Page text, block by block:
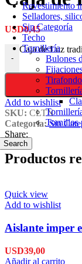
Revestimiento
Selladores,
Sin Categoría
Techo
Tornillería
Bulones
Tornillos
Search
USD0,45
-
Caja de Luz
Add to wishlist
SKU: CLTN
Categoría: Sin
Share:
Productos
Quick view
Add to wishlist
Aislante imper
USD39,00
Añadir al carrito